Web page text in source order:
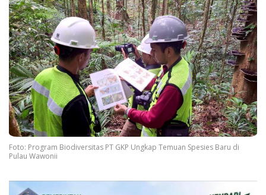
Foto: Program Biodiversitas PT GKP Ungkap Temuan Spesies Baru di
Pulau Wawonii